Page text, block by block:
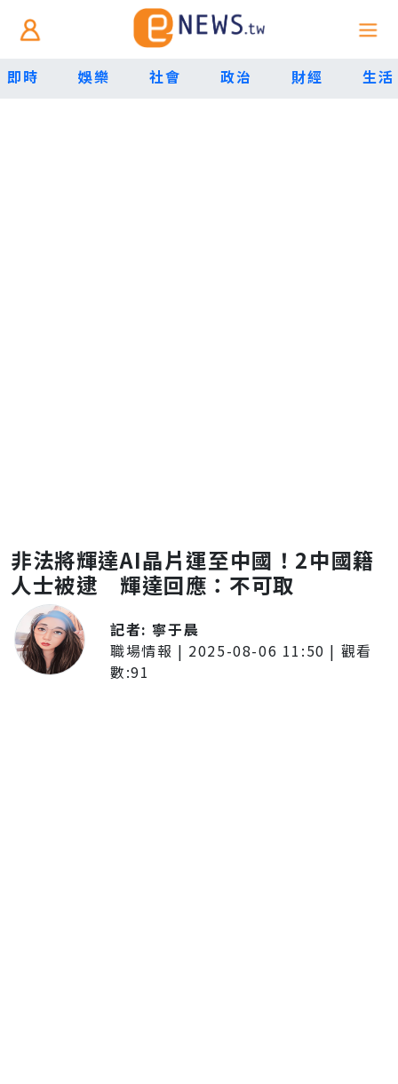
即時 娛樂 社會 政治 財經 生活
非法將輝達AI晶片運至中國！2中國籍
人士被逮 輝達回應：不可取
記者: 寧于晨
職場情報 | 2025-08-06 11:50 | 觀看
數:91